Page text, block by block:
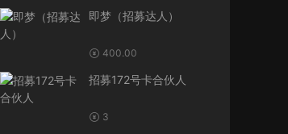
即梦（招募达人）
400.00
招募172号卡合伙人
3